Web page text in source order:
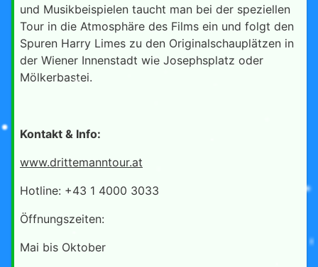
und Musikbeispielen taucht man bei der speziellen
Tour in die Atmosphäre des Films ein und folgt den
Spuren Harry Limes zu den Originalschauplätzen in
der Wiener Innenstadt wie Josephsplatz oder
Mölkerbastei.
Kontakt & Info:
www.drittemanntour.at
Hotline: +43 1 4000 3033
Öffnungszeiten:
Mai bis Oktober